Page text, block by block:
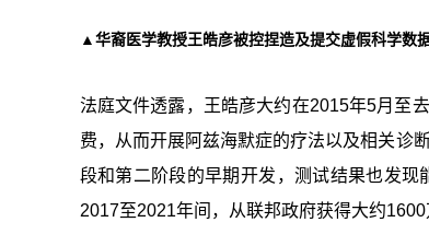
▲华裔医学教授王皓彦被控捏造及提交虚假科学数
法庭文件透露，王皓彦大约在2015年5月至
费，从而开展阿兹海默症的疗法以及相关诊
段和第二阶段的早期开发，测试结果也发
2017至2021年间，从联邦政府获得大约